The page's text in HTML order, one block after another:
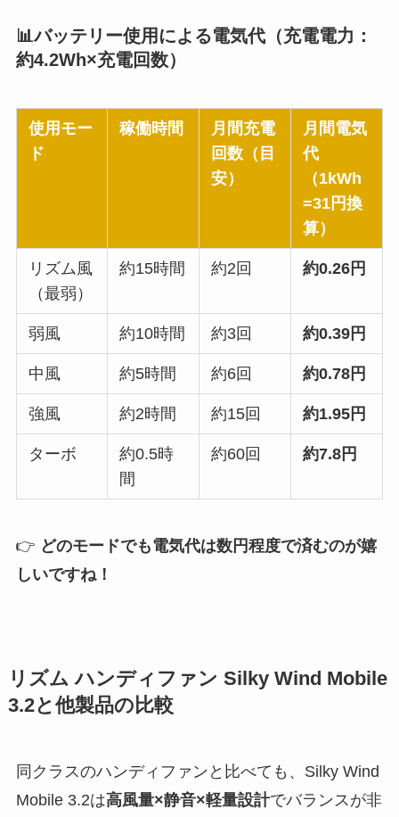
📊バッテリー使用による電気代（充電電力：
約4.2Wh×充電回数）
使用モー
ド
稼働時間
月間充電
回数（目
安）
月間電気
代
（1kWh
=31円換
算）
リズム風
（最弱）
約15時間 約2回 約0.26円
弱風 約10時間 約3回 約0.39円
中風 約5時間 約6回 約0.78円
強風 約2時間 約15回 約1.95円
ターボ
約0.5時
間
約60回 約7.8円
👉 どのモードでも電気代は数円程度で済むのが嬉
しいですね！
リズム ハンディファン Silky Wind Mobile
3.2と他製品の比較
同クラスのハンディファンと比べても、Silky Wind
Mobile 3.2は高風量×静音×軽量設計でバランスが非